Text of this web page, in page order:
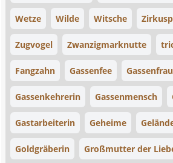
Wetze Wilde Witsche
Zugvogel Zwanzigmarknutte
Fangzahn Gassenfee Gassenfrau
Gassenkehrerin Gassenmensch
Gastarbeiterin Geheime
Goldgräberin Großmutter der